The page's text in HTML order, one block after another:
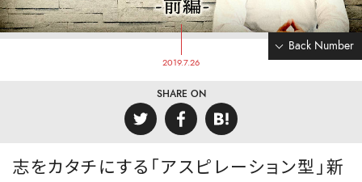
Back Number
2019.7.26
SHARE ON
志をカタチにする「アスピレーション型」新